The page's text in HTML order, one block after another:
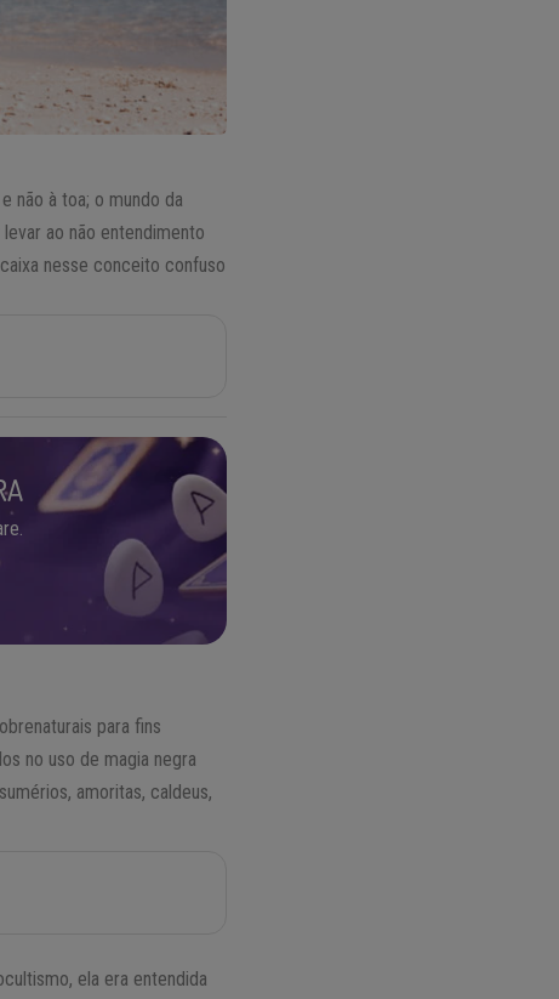
não à toa; o mundo da
ao não entendimento
nesse conceito confuso
para fins
no uso de magia negra
amoritas, caldeus,
ela era entendida